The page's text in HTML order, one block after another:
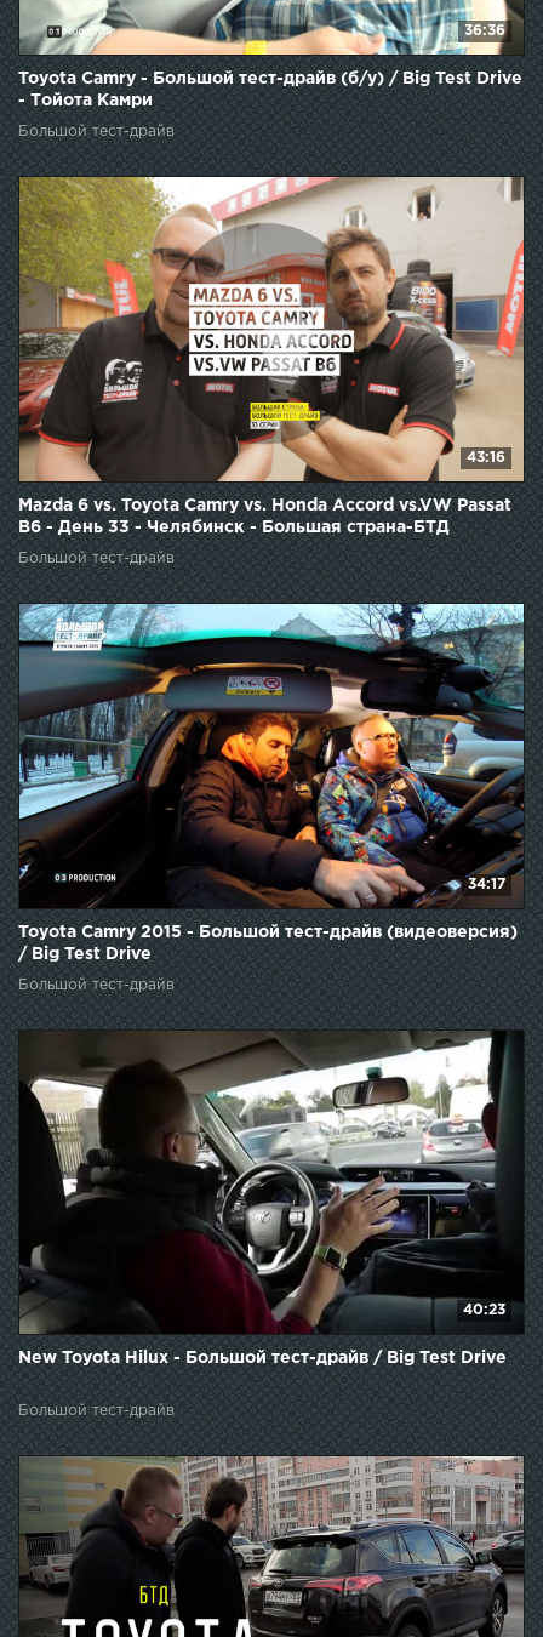
36:36
Toyota Camry - Большой тест-драйв (б/у) / Big Test Drive
- Тойота Камри
Большой тест-драйв
43:16
Mazda 6 vs. Toyota Camry vs. Honda Accord vs.VW Passat
B6 - День 33 - Челябинск - Большая страна-БТД
Большой тест-драйв
34:17
Toyota Camry 2015 - Большой тест-драйв (видеоверсия)
/ Big Test Drive
Большой тест-драйв
40:23
New Toyota Hilux - Большой тест-драйв / Big Test Drive
Большой тест-драйв